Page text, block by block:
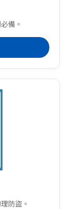
備。
防盜。